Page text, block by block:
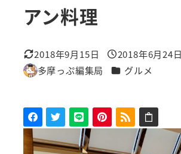
アン料理
更新日
2018年9月15日
投稿日
2018年6月24日
著
多摩っぷ編集局 カテゴリー
グルメ